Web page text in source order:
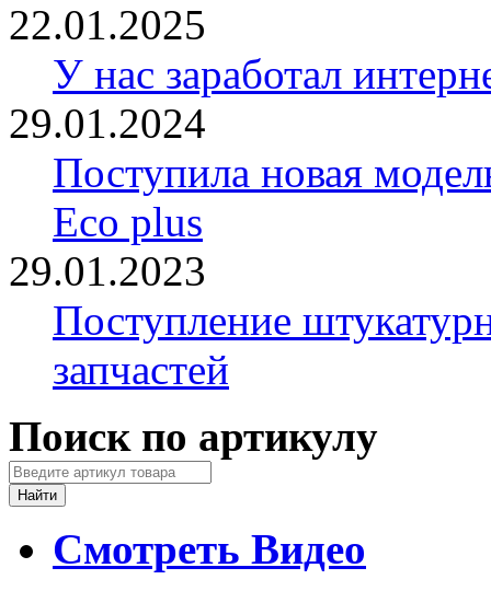
22.01.2025
У нас заработал
29.01.2024
Поступила новая
Eco plus
29.01.2023
Поступление
запчастей
Поиск по артикулу
Смотреть Видео